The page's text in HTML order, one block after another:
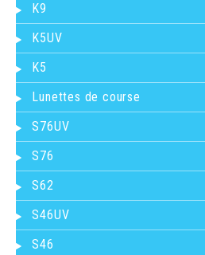
K9
K5UV
K5
Lunettes de course
S76UV
S76
S62
S46UV
S46